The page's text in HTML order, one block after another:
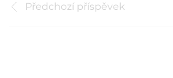
Předchozí příspěvek